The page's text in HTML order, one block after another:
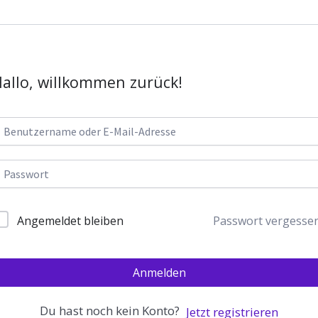
willkommen zurück!
Angemeldet bleiben Passwort
Anmelden
Du hast noch kein Konto? Jetzt registrieren